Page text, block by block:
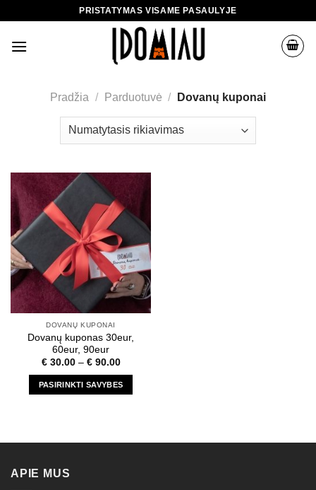
content
PRISTATYMAS VISAME PASAULYJE
Pradžia / Parduotuvė / Dovanų kuponai
DOVANŲ KUPONAI
Dovanų kuponas 30eur,
60eur, 90eur
€30.00– €90.00
PASIRINKTI SAVYBES
multiple
APIE MUS